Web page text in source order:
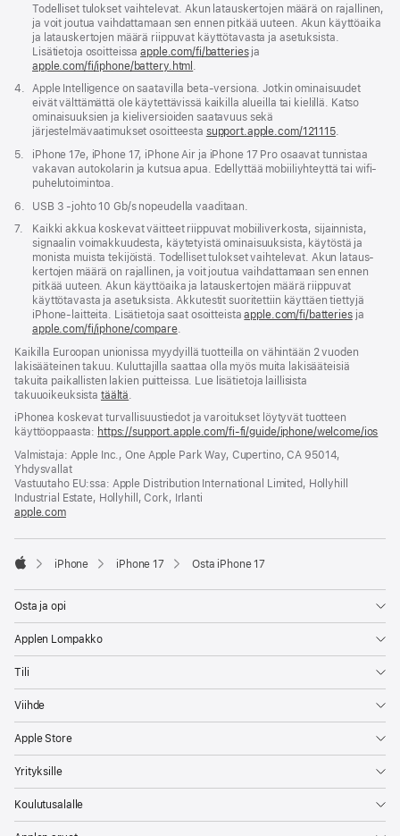
Todelliset tulokset vaihtelevat. Akun lataus­kertojen määrä on rajallinen,
ja voit joutua vaihdat­tamaan sen ennen pitkää uuteen. Akun käyttö­­aika
ja lataus­kertojen määrä riippuvat käyttö­tavasta ja asetuksista.
Lisätietoja osoitteissaapple.com/fi/batteriesja
apple.com/fi/iphone/battery.html .
Alaviite
4.
Apple Intelligence on saatavilla beta-versiona. Jotkin ominaisuudet
eivät välttämättä ole käytettävissä kaikilla alueilla tai kielillä. Katso
ominaisuuksien ja kieli­versioiden saatavuus sekä
järjestelmävaatimukset osoitteesta support.apple.com/121115(Avautuu
ikkunaan)
.
Alaviite
5.
iPhone 17e, iPhone 17, iPhone Air ja iPhone 17 Pro osaavat tunnistaa
vakavan auto­kolarin ja kutsua apua. Edellyttää mobiiliyhteyttä tai wifi-
puhelutoimintoa.
Alaviite
6.
USB 3 ‑johto 10 Gb/s nopeudella vaaditaan.
Alaviite
7.
Kaikki akkua koskevat väitteet riippuvat mobiili­verkosta, sijainnista,
signaalin voimakkuu­desta, käytetyistä ominaisuuk­sista, käytöstä ja
monista muista tekijöistä. Todelliset tulokset vaihtelevat. Akun lataus­
kertojen määrä on rajallinen, ja voit joutua vaihdat­tamaan sen ennen
pitkää uuteen. Akun käyttö­aika ja lataus­kertojen määrä riippuvat
käyttö­tavasta ja asetuksista. Akku­­testit suoritettiin käyttäen tiettyjä
iPhone-laitteita. Lisätietoja saat osoitteistaapple.com/fi/batteriesja
apple.com/fi/iphone/compare.
Kaikilla Euroopan unionissa myydyillä tuotteilla on vähintään 2 vuoden
lakisääteinen takuu. Kuluttajilla saattaa olla myös muita lakisääteisiä
takuita paikallisten lakien puitteissa. Lue lisätietoja laillisista
takuuoikeuksista täältä.
iPhonea koskevat turvallisuustiedot ja varoitukset löytyvät tuotteen
käyttöoppaasta: https://support.apple.com/fi-fi/guide/iphone/welcome/ios
Valmistaja: Apple Inc., One Apple Park Way, Cupertino, CA 95014,
Yhdysvallat
Vastuutaho EU:ssa: Apple Distribution International Limited, Hollyhill
Industrial Estate, Hollyhill, Cork, Irlanti
apple.com(avautuu
ikkunaan)
iPhone iPhone 17 Osta iPhone 17
Osta ja opi
Applen Lompakko
Tili
Viihde
Apple Store
Yrityksille
Koulutusalalle